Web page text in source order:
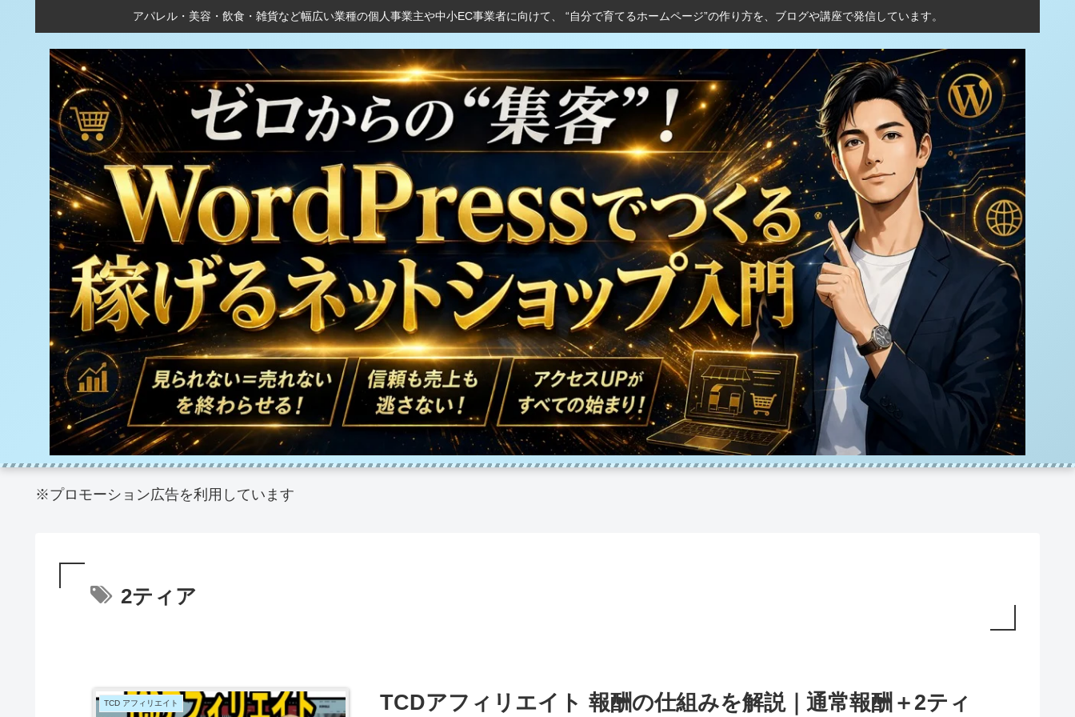
アパレル・美容・飲食・雑貨など幅広い業種の個人事業主や中小EC事業者に向けて、 “自分で育てるホームページ”の作り方を、ブログや講座で発信しています。
※プロモーション広告を利用しています
2ティア
TCD アフィリエイト TCDアフィリエイト 報酬の仕組みを解説｜通常報酬＋2ティ